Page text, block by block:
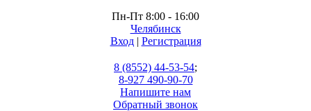
Пн-Пт 8:00 - 16:00
Челябинск
Вход| Регистрация
8 (8552) 44-53-54;
8-927 490-90-70
Напишите нам
Обратный звонок